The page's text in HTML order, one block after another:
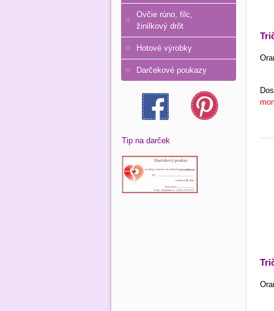
Ovčie rúno, filc,
žinilkový drôt
Hotové výrobky
Darčekové poukazy
Tip na darček